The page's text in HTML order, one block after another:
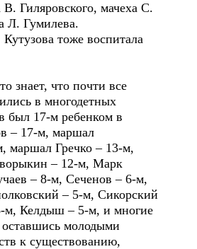
В. Гиляровского, мачеха С.
Л. Гумилева.
тоже воспитала
знает, что почти все
в многодетных
был 17-м ребенком в
– 17-м, маршал
маршал Гречко – 13-м,
– 12-м, Марк
– 8-м, Сеченов – 6-м,
– 5-м, Сикорский
м, Келдыш – 5-м, и многие
оставшись молодыми
к существованию,